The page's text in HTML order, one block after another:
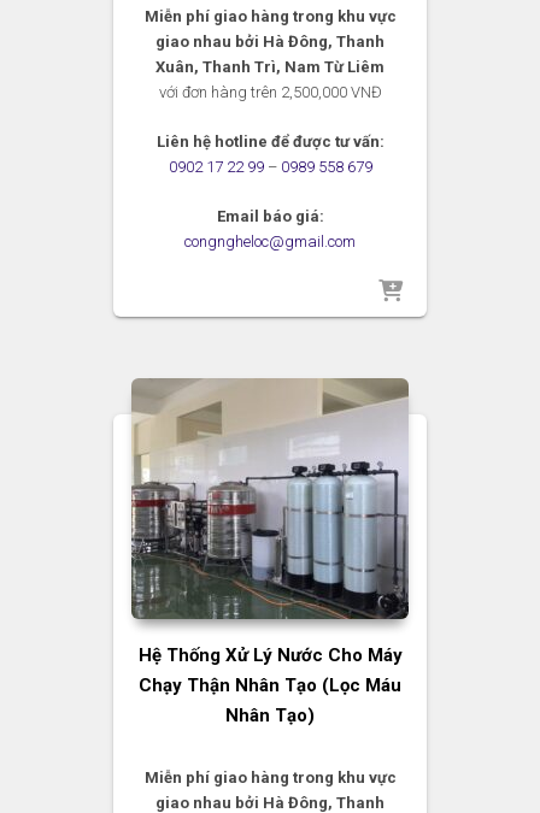
Miễn phí giao hàng trong khu vực
giao nhau bởi Hà Đông, Thanh
Xuân, Thanh Trì, Nam Từ Liêm
với đơn hàng trên 2,500,000 VNĐ
Liên hệ hotline để được tư vấn:
0902 17 22 99– 0989 558 679
Email báo giá:
congngheloc@gmail.com
Hệ Thống Xử Lý Nước Cho Máy
Chạy Thận Nhân Tạo (lọc Máu
Nhân Tạo)
Miễn phí giao hàng trong khu vực
giao nhau bởi Hà Đông, Thanh